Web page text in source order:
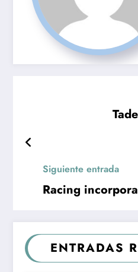
Siguiente entrada
Racing
ENTRADAS